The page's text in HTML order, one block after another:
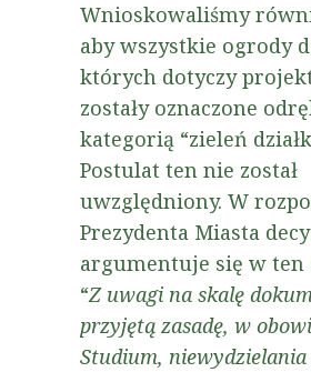
Wnioskowaliśmy
aby wszystkie ogrody
których dotyczy
zostały oznaczone
kategorią “zieleń
Postulat ten nie został
uwzględniony. W
Prezydenta Miasta
argumentuje się w ten
“Z uwagi na skalę
przyjętą zasadę, w
Studium, niewydzielania